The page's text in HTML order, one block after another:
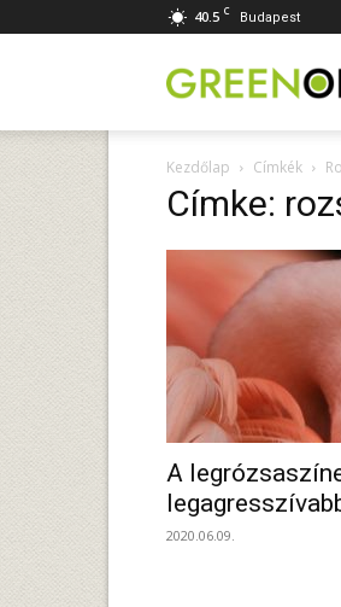
40.5 C Budapest
Kezdőlap Címkék
Címke:
A
2020.06.09.